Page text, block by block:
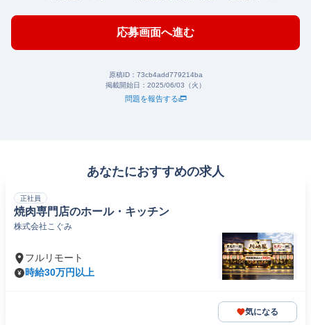
応募画面へ進む
原稿ID： 73cb4add779214ba
掲載開始日： 2025/06/03（火）
問題を報告する
あなたにおすすめの求人
正社員
焼肉専門店のホール・キッチン
株式会社こぐみ
フルリモート
時給30万円以上
気になる